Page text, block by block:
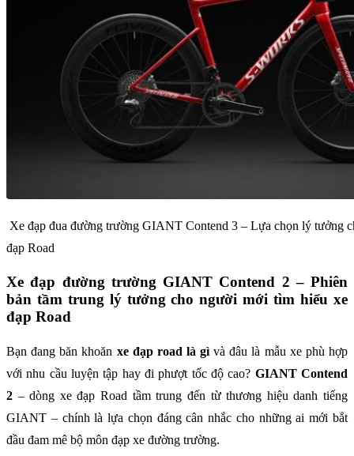
Xe đạp đua đường trường GIANT Contend 3 – Lựa chọn lý tưởng
đạp Road
Xe đạp đường trường GIANT Contend 2 – Phiên
bản tầm trung lý tưởng cho người mới tìm hiểu xe
đạp Road
Bạn đang băn khoăn xe đạp road là gì và đâu là mẫu xe phù hợp
với nhu cầu luyện tập hay đi phượt tốc độ cao? GIANT Contend
2 – dòng xe đạp Road tầm trung đến từ thương hiệu danh tiếng
GIANT – chính là lựa chọn đáng cân nhắc cho những ai mới bắt
đầu đam mê bộ môn đạp xe đường trường.